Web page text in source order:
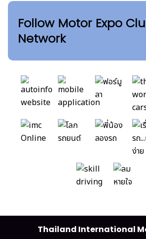
Follow Motor Expo
Network
Thailand International